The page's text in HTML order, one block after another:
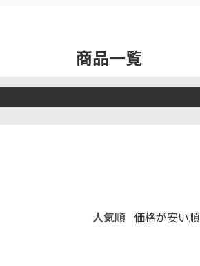
商品一覧
人気順 価格が安い順